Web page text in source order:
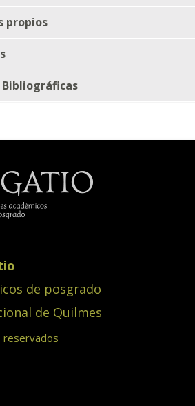
propios
de posgrado
de Quilmes
reservados